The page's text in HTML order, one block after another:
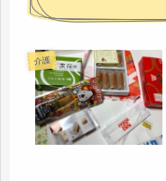
介護